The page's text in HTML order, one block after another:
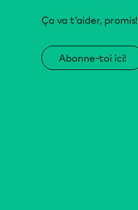
Ça va t’aider, promis!
Abonne-toi ici!